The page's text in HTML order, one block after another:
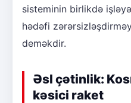
sisteminin birlikdə
hədəfi
deməkdir.
Əsl çətinlik:
kəsici raket